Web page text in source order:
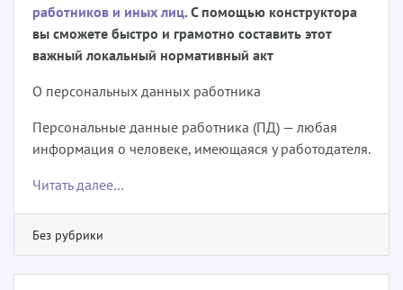
работников и иных лиц. С помощью конструктора
вы сможете быстро и грамотно составить этот
важный локальный нормативный акт
О персональных данных работника
Персональные данные работника (ПД) — любая
информация о человеке, имеющаяся у работодателя.
Читать далее…
Без рубрики